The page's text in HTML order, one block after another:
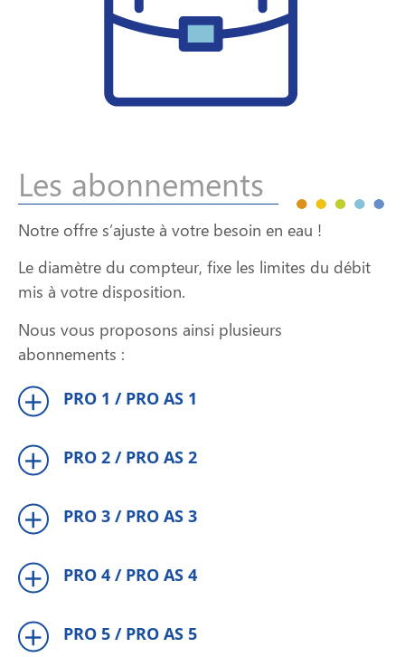
Les abonnements
Notre offre s’ajuste à votre besoin en eau !
Le diamètre du compteur, fixe les limites du débit
mis à votre disposition.
Nous vous proposons ainsi plusieurs
abonnements :
PRO 1 / PRO AS 1
PRO 2 / PRO AS 2
PRO 3 / PRO AS 3
PRO 4 / PRO AS 4
PRO 5 / PRO AS 5